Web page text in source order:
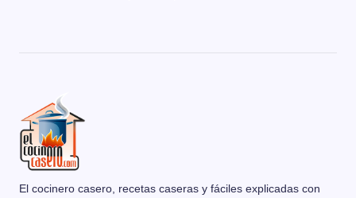
El cocinero casero, recetas caseras y fáciles explicadas con